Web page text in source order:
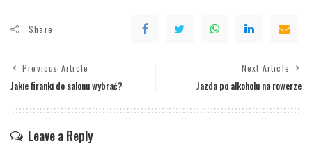
Share
Previous Article
Jakie firanki do salonu wybrać?
Next Article
Jazda po alkoholu na rowerze
Leave a Reply